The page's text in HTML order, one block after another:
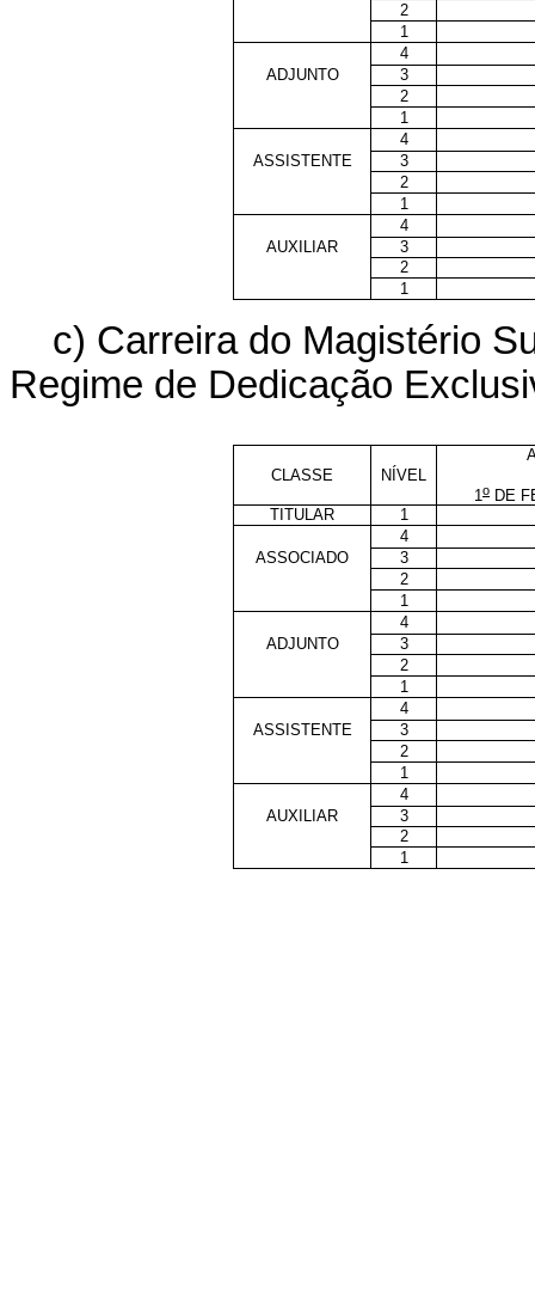
2
1
4
ADJUNTO
3
2
1
4
ASSISTENTE
3
2
1
4
AUXILIAR
3
2
1
c) Carreira do Magistério
Regime de Dedicação
CLASSE NÍVEL
1o DE
TITULAR
1
4
ASSOCIADO
3
2
1
4
ADJUNTO
3
2
1
4
ASSISTENTE
3
2
1
4
AUXILIAR
3
2
1